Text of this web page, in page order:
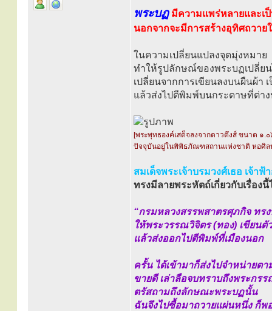
พระบฏ มีความแพร่หลายและ
นอกจากจะมีการสร้างอุทิศถวา
ในความเปลี่ยนแปลงจุดมุ่งหมาย
ทำให้รูปลักษณ์ของพระบฏเปลี่ยน
เปลี่ยนจากการเขียนลงบนผืนผ้า
แล้วส่งไปตีพิมพ์บนกระดาษที่ต่าง
[พระพุทธองค์เสด็จลงจากดาวดึงส์ ขนาด ๑.
ปัจจุบันอยู่ในพิพิธภัณฑสถานแห่งชาติ หอศิล
สมเด็จพระเจ้าบรมวงศ์เธอ เจ้า
ทรงมีลายพระหัตถ์เกี่ยวกับเรื่องนี้
“กรมหลวงสรรพสาตรศุภกิจ ทร
ให้พระวรรณวิจิตร (ทอง) เขียนตั
แล้วส่งออกไปตีพิมพ์ที่เมืองนอก
ครั้น ได้เข้ามาก็ส่งไปจำหน่ายต
ขายดี เล่าลือจบทราบถึงพระกร
ตรัสถามถึงลักษณะพระบฏนั้น
ฉันจึงไปซื้อมาถวายแผ่นหนึ่ง ก็พ